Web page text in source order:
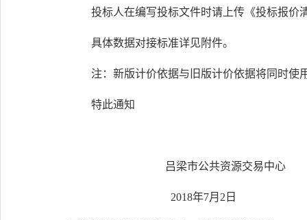
投标人在编写投标文件时请上传《投标报价
具体数据对接标准详见附件。
注：新版计价依据与旧版计价依据将同时使
特此通知
吕梁市公共资源交易中心
2018年7月2日